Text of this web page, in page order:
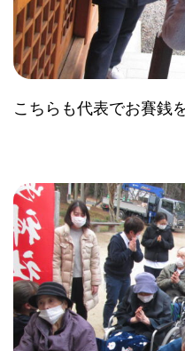
こちらも代表でお賽銭